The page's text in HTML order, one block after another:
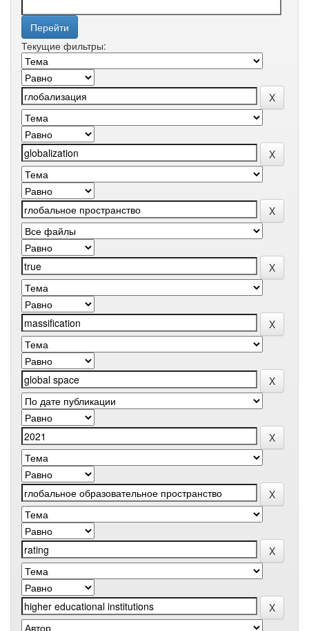
Текущие фильтры: